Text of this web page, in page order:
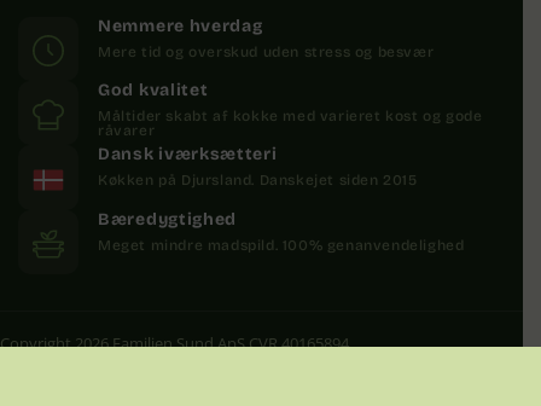
Nemmere hverdag
Mere tid og overskud uden stress og besvær
God kvalitet
Måltider skabt af kokke med varieret kost og gode
råvarer
Dansk iværksætteri
Køkken på Djursland. Danskejet siden 2015
Bæredygtighed
Meget mindre madspild. 100% genanvendelighed
Copyright 2026 Familien Sund ApS CVR 40165894